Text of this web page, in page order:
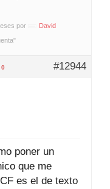
por
David
#12944
0
poner un
que me
es el de texto